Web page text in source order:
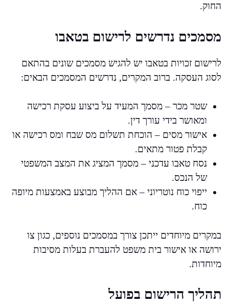
החוק.
מסמכים נדרשים לרישום בטאבו
לרישום זכויות בטאבו יש להגיש מסמכים שונים בהתאם
לסוג העסקה. ברוב המקרים, נדרשים המסמכים הבאים:
שטר מכר – מסמך המעיד על ביצוע עסקת רכישה
ומאושר בידי עורך דין.
אישור מסים – הוכחת תשלום מס שבח ומס רכישה או
קבלת פטור מתאים.
נסח טאבו עדכני – מסמך המציג את המצב המשפטי
של הנכס.
ייפוי כוח נוטריוני – אם ההליך מבוצע באמצעות מיופה
כוח.
במקרים מיוחדים ייתכן צורך במסמכים נוספים, כגון צו
ירושה או אישור בית משפט להעברת בעלות מסיבות
מיוחדות.
תהליך הרישום בפועל